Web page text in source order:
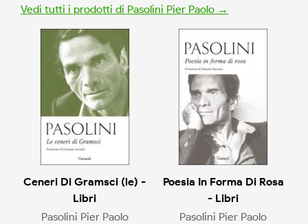
Vedi tutti i prodotti di Pasolini Pier Paolo →
Ceneri Di Gramsci (le) -
Libri
Pasolini Pier Paolo
Poesia In Forma Di Rosa
- Libri
Pasolini Pier Paolo